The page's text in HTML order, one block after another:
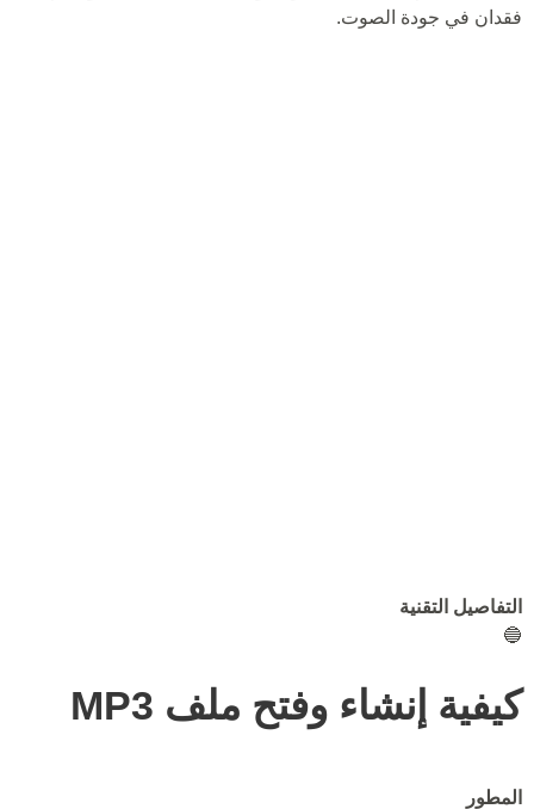
فقدان في جودة الصوت.
التفاصيل التقنية
🔵
كيفية إنشاء وفتح ملف MP3
المطور